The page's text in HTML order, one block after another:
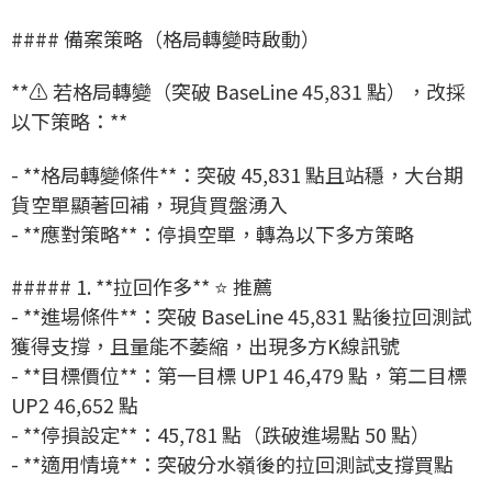
#### 備案策略（格局轉變時啟動）
**⚠️ 若格局轉變（突破 BaseLine 45,831 點），改採
以下策略：**
- **格局轉變條件**：突破 45,831 點且站穩，大台期
貨空單顯著回補，現貨買盤湧入
- **應對策略**：停損空單，轉為以下多方策略
##### 1. **拉回作多** ⭐ 推薦
- **進場條件**：突破 BaseLine 45,831 點後拉回測試
獲得支撐，且量能不萎縮，出現多方K線訊號
- **目標價位**：第一目標 UP1 46,479 點，第二目標
UP2 46,652 點
- **停損設定**：45,781 點（跌破進場點 50 點）
- **適用情境**：突破分水嶺後的拉回測試支撐買點